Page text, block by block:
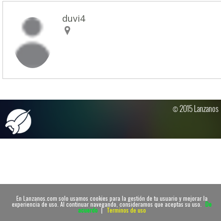
En Lanzanos.com solo usamos cookies para la gestión de tu usuario y mejorar la
experiencia de uso. Al continuar navegando, consideramos que aceptas su uso. De
acuerdo | Terminos de uso
duvi4
© 2015 Lanzanos